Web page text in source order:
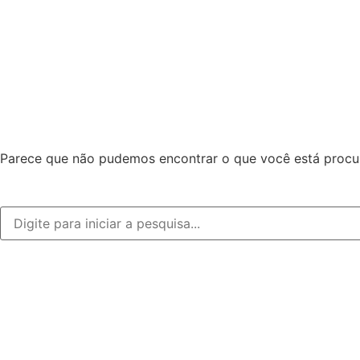
Parece que não pudemos encontrar o que você está